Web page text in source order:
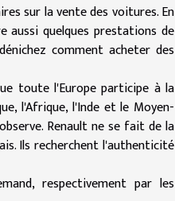
sur la vente des voitures. En
aussi quelques prestations de
comment acheter des
toute l'Europe participe à la
l'Afrique, l'Inde et le Moyen-
Renault ne se fait de la
Ils recherchent l'authenticité
respectivement par les